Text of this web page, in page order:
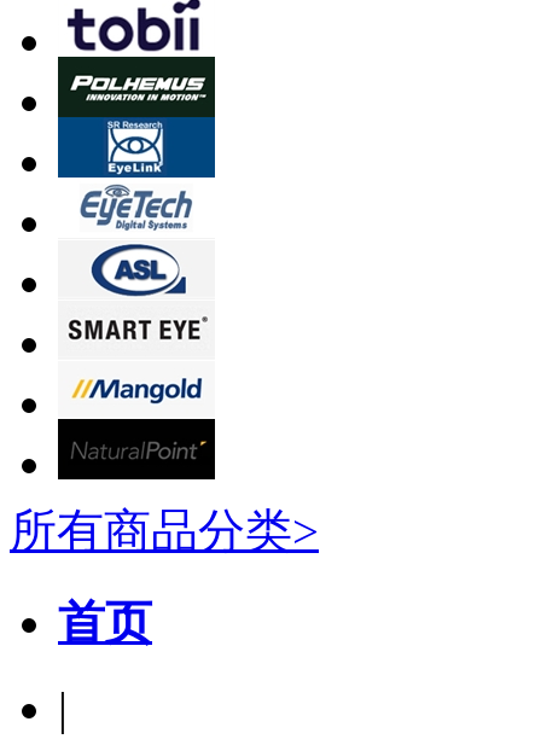
所有商品分类>
首页
|